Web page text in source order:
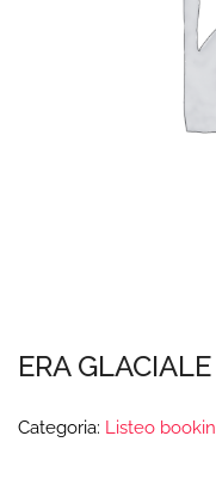
ERA
Categoria: Listeo